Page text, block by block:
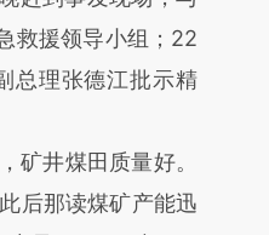
救援领导小组；22
总理张德江批示精
井煤田质量好。
后那读煤矿产能迅